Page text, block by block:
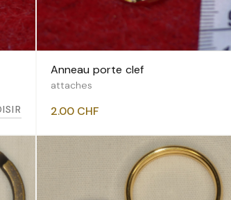
VOIR LES VARIANTES
Anneau porte clef
attaches
2.00 CHF